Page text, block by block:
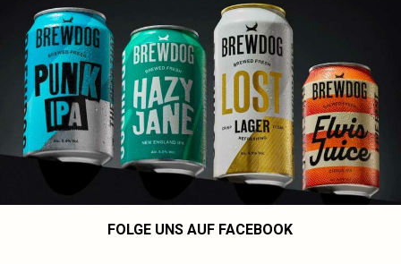
FOLGE UNS AUF FACEBOOK